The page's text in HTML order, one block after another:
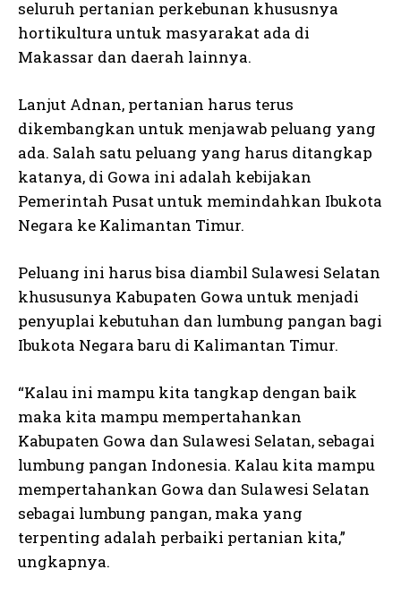
seluruh pertanian perkebunan khususnya
hortikultura untuk masyarakat ada di
Makassar dan daerah lainnya.
Lanjut Adnan, pertanian harus terus
dikembangkan untuk menjawab peluang yang
ada. Salah satu peluang yang harus ditangkap
katanya, di Gowa ini adalah kebijakan
Pemerintah Pusat untuk memindahkan Ibukota
Negara ke Kalimantan Timur.
Peluang ini harus bisa diambil Sulawesi Selatan
khususunya Kabupaten Gowa untuk menjadi
penyuplai kebutuhan dan lumbung pangan bagi
Ibukota Negara baru di Kalimantan Timur.
“Kalau ini mampu kita tangkap dengan baik
maka kita mampu mempertahankan
Kabupaten Gowa dan Sulawesi Selatan, sebagai
lumbung pangan Indonesia. Kalau kita mampu
mempertahankan Gowa dan Sulawesi Selatan
sebagai lumbung pangan, maka yang
terpenting adalah perbaiki pertanian kita,”
ungkapnya.